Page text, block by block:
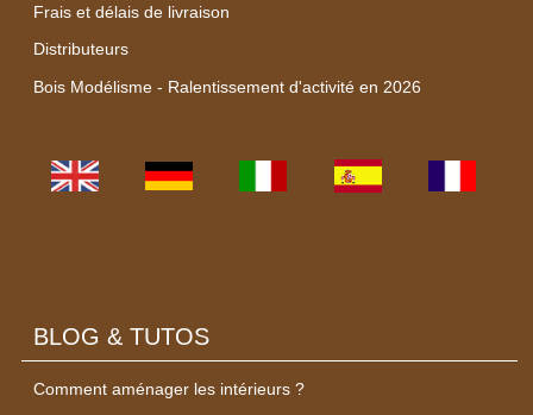
Frais et délais de livraison
Distributeurs
Bois Modélisme - Ralentissement d'activité en 2026
BLOG & TUTOS
Comment aménager les intérieurs ?